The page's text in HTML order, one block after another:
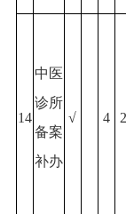
14
中医
诊所
备案
补办
√ 4 2